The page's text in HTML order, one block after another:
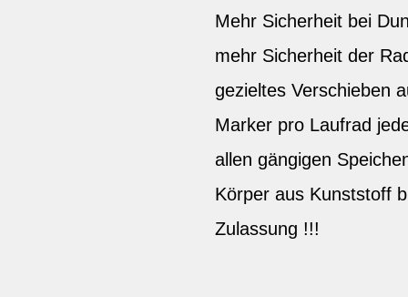
Mehr Sicherheit bei
mehr Sicherheit der
gezieltes Verschieben
Marker pro Laufrad
allen gängigen
Körper aus Kunststoff
Zulassung !!!